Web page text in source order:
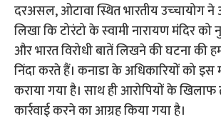
दरअसल, ओटावा स्थित भारतीय उच्‍चायोग ने
लिखा कि टोरंटो के स्‍वामी नारायण मंदिर
और भारत विरोधी बातें लिखने की घटना की
निंदा करते हैं। कनाडा के अधिकारियों को
कराया गया है। साथ ही आरोपियों के
कार्रवाई करने का आग्रह किया गया है।